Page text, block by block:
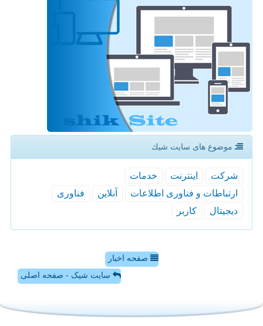
موضوع های سایت شیك
شركت اینترنت
خدمات
ارتباطات و فناوری اطلاعات
آنلاین
فناوری
دیجیتال
كاربر
صفحه اخبار
سایت شیک - صفحه اصلی